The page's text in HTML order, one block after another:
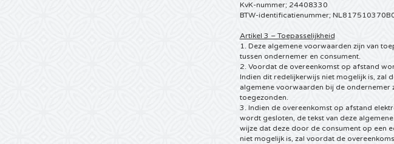
KvK-nummer; 24408330
BTW-identificatienummer;
Artikel 3 – Toepasselijkheid
1. Deze algemene voorwaarden zijn van
tussen ondernemer en consument.
2. Voordat de overeenkomst op afstand
Indien dit redelijkerwijs niet mogelijk is, zal
algemene voorwaarden bij de ondernemer
toegezonden.
3. Indien de overeenkomst op afstand
wordt gesloten, de tekst van deze
wijze dat deze door de consument op een
niet mogelijk is, zal voordat de